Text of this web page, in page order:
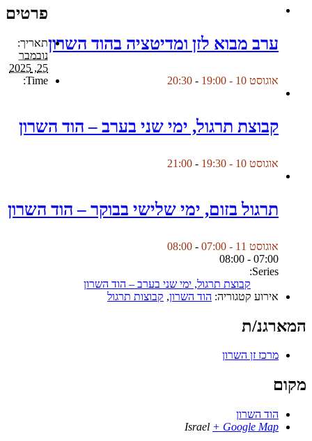
ערב מבוא לזן ומדיטציה בהוד השרון
אוגוסט 10 - 19:00 -
20:30
קבוצת תרגול, ימי שני בערב – הוד השרון
אוגוסט 10 - 19:30 -
21:00
תרגול בזום, ימי שלישי בבוקר – הוד השרון
אוגוסט 11 - 07:00 -
08:00
פרטים
תאריך:
נובמבר
25, 2025
Time:
07:00 - 08:00
Series:
קבוצת תרגול, ימי שני בערב – הוד השרון
אירוע קטגוריה: הוד השרון, קבוצות תרגול
המארגנ/ת
מרכז זן השרון
מקום
הוד השרון
Israel + Google Map